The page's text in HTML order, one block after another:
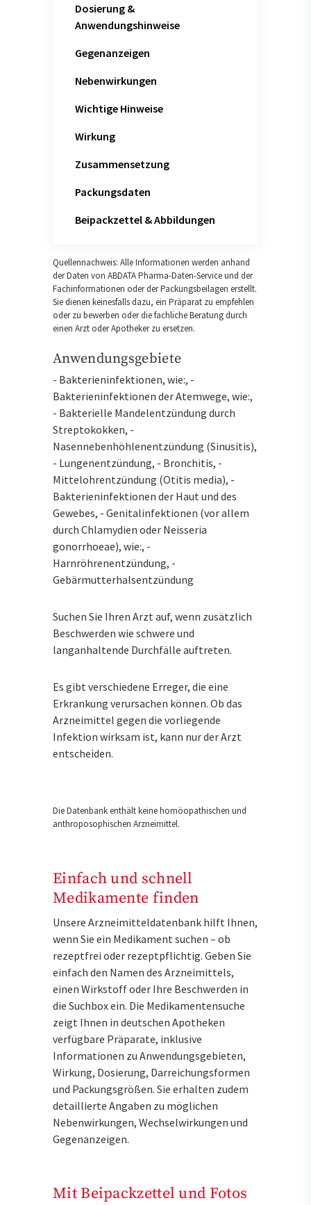
Dosierung &
Anwendungshinweise
Gegenanzeigen
Nebenwirkungen
Wichtige Hinweise
Wirkung
Zusammensetzung
Packungsdaten
Beipackzettel & Abbildungen
Quellennachweis: Alle Informationen werden anhand
der Daten von ABDATA Pharma-Daten-Service und der
Fachinformationen oder der Packungsbeilagen erstellt.
Sie dienen keinesfalls dazu, ein Präparat zu empfehlen
oder zu bewerben oder die fachliche Beratung durch
einen Arzt oder Apotheker zu ersetzen.
Anwendungsgebiete
- Bakterieninfektionen, wie:, -
Bakterieninfektionen der Atemwege, wie:,
- Bakterielle Mandelentzündung durch
Streptokokken, -
Nasennebenhöhlenentzündung (Sinusitis),
- Lungenentzündung, - Bronchitis, -
Mittelohrentzündung (Otitis media), -
Bakterieninfektionen der Haut und des
Gewebes, - Genitalinfektionen (vor allem
durch Chlamydien oder Neisseria
gonorrhoeae), wie:, -
Harnröhrenentzündung, -
Gebärmutterhalsentzündung
Suchen Sie Ihren Arzt auf, wenn zusätzlich
Beschwerden wie schwere und
langanhaltende Durchfälle auftreten.
Es gibt verschiedene Erreger, die eine
Erkrankung verursachen können. Ob das
Arzneimittel gegen die vorliegende
Infektion wirksam ist, kann nur der Arzt
entscheiden.
Die Datenbank enthält keine homöopathischen und
anthroposophischen Arzneimittel.
Einfach und schnell
Medikamente finden
Unsere Arzneimitteldatenbank hilft Ihnen,
wenn Sie ein Medikament suchen – ob
rezeptfrei oder rezeptpflichtig. Geben Sie
einfach den Namen des Arzneimittels,
einen Wirkstoff oder Ihre Beschwerden in
die Suchbox ein. Die Medikamentensuche
zeigt Ihnen in deutschen Apotheken
verfügbare Präparate, inklusive
Informationen zu Anwendungsgebieten,
Wirkung, Dosierung, Darreichungsformen
und Packungsgrößen. Sie erhalten zudem
detaillierte Angaben zu möglichen
Nebenwirkungen, Wechselwirkungen und
Gegenanzeigen.
Mit Beipackzettel und Fotos